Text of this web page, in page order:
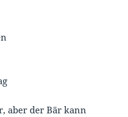
aber der Bär kann